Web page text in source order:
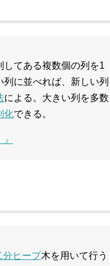
してある複数個の列を1
に並べれば、新しい列
による。大きい列を多数
化できる。
分ヒープ木を用いて行う